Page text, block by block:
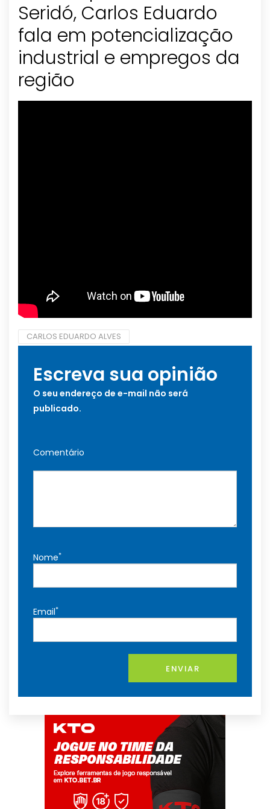
Seridó, Carlos Eduardo
fala em potencialização
industrial e empregos da
região
CARLOS EDUARDO ALVES
Escreva sua opinião
O seu endereço de e-mail não será
publicado.
Comentário
Nome*
Email*
ENVIAR